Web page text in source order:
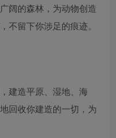
阔的森林，为动物创造
不留下你涉足的痕迹。
建造平原、湿地、海
回收你建造的一切，为